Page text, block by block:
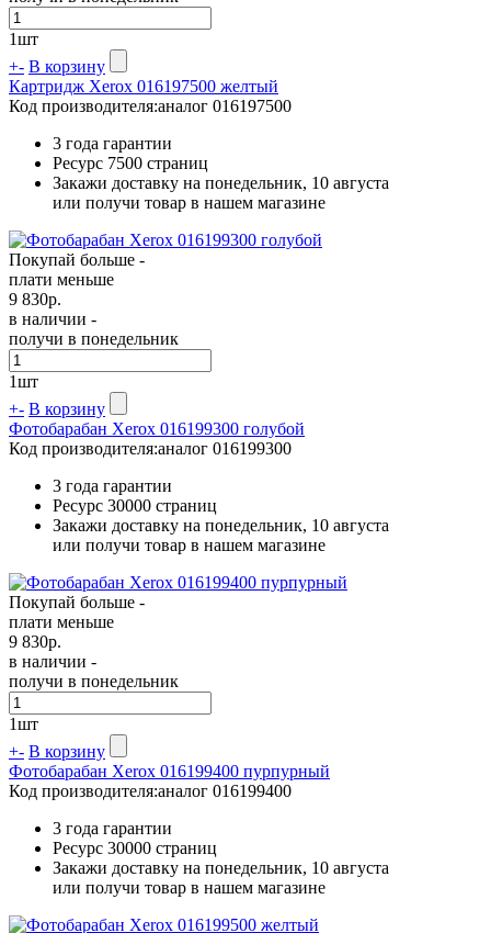
1шт
+- В корзину
Картридж Xerox 016197500 желтый
Код производителя:аналог 016197500
3 года гарантии
Ресурс 7500 страниц
Закажи доставку на понедельник, 10 августа
или получи товар в нашем магазине
Покупай больше -
плати меньше
9 830р.
в наличии -
получи в понедельник
1шт
+- В корзину
Фотобарабан Xerox 016199300 голубой
Код производителя:аналог 016199300
3 года гарантии
Ресурс 30000 страниц
Закажи доставку на понедельник, 10 августа
или получи товар в нашем магазине
Покупай больше -
плати меньше
9 830р.
в наличии -
получи в понедельник
1шт
+- В корзину
Фотобарабан Xerox 016199400 пурпурный
Код производителя:аналог 016199400
3 года гарантии
Ресурс 30000 страниц
Закажи доставку на понедельник, 10 августа
или получи товар в нашем магазине